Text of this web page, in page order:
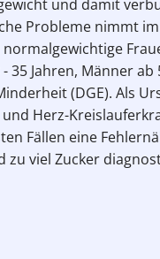
und damit
Probleme nimmt
35 Jahren, Männer ab
(DGE). Als
Herz-
Fällen eine
zu viel Zucker